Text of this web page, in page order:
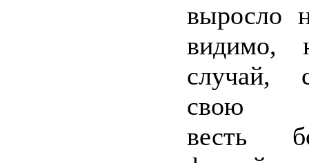
выросло
видимо,
случай,
свою
весть